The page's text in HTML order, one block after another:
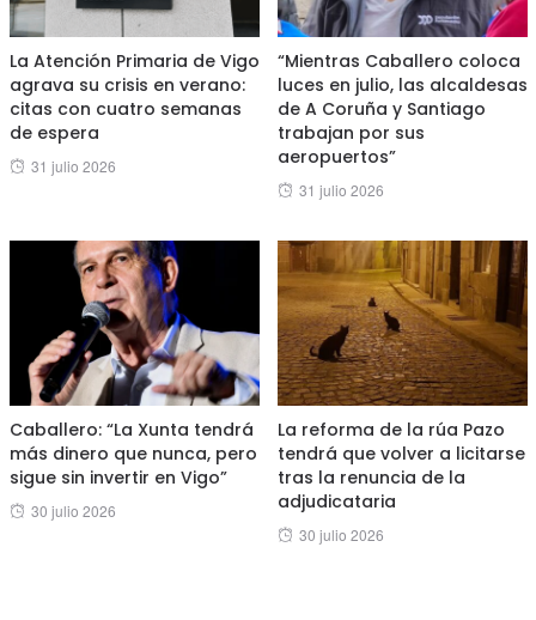
La Atención Primaria de Vigo
agrava su crisis en verano:
citas con cuatro semanas
de espera
Posted
31 julio 2026
“Mientras Caballero coloca
luces en julio, las alcaldesas
de A Coruña y Santiago
trabajan por sus
aeropuertos”
Posted
31 julio 2026
Caballero: “La Xunta tendrá
más dinero que nunca, pero
sigue sin invertir en Vigo”
Posted
30 julio 2026
La reforma de la rúa Pazo
tendrá que volver a licitarse
tras la renuncia de la
adjudicataria
Posted
30 julio 2026